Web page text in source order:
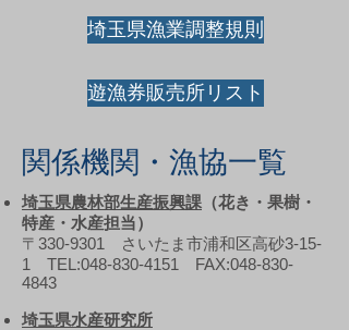
埼玉県漁業調整規則
遊漁券販売所リスト
関係機関・漁協一覧
埼玉県農林部生産振興課 （花き・果樹・
特産・水産担当）
〒330-9301 さいたま市浦和区高砂3-15-
1 TEL:048-830-4151 FAX:048-830-
4843
埼玉県水産研究所